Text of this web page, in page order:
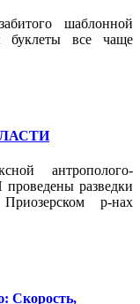
шаблонной
буклеты все чаще
антрополого-
разведки
р-нах
Скорость,